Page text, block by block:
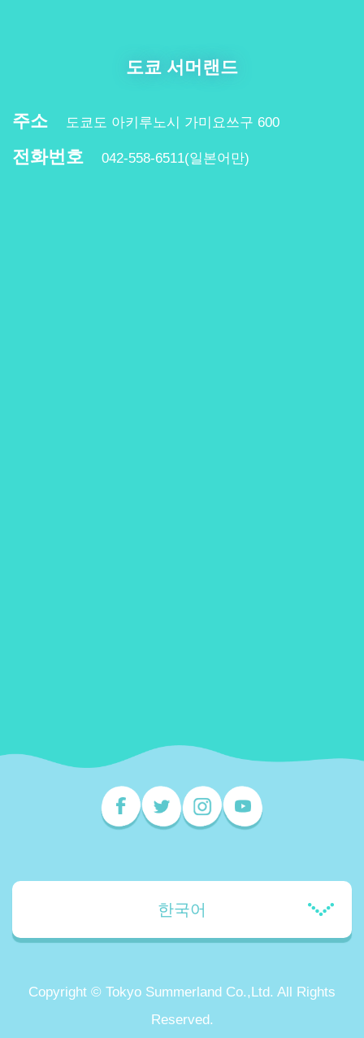
도쿄 서머랜드
주소 도쿄도 아키루노시 가미요쓰구 600
전화번호 042-558-6511(일본어만)
한국어
Copyright © Tokyo Summerland Co.,Ltd. All Rights
Reserved.